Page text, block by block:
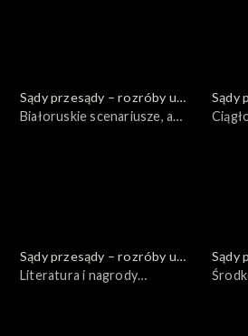
Sądy przesądy – rozróby u
Kuby
Białoruskie scenariusze, a
Sądy
Kuby
Sądy przesądy – rozróby u
Kuby
Literatura i nagrody
Sądy
Kuby